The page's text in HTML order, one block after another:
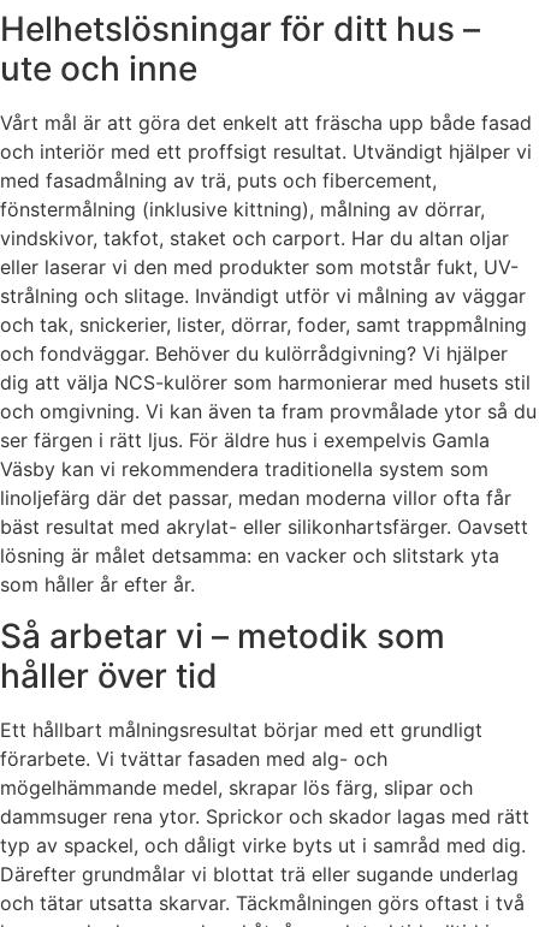
Helhetslösningar för ditt hus –
ute och inne
Vårt mål är att göra det enkelt att fräscha upp både fasad
och interiör med ett proffsigt resultat. Utvändigt hjälper vi
med fasadmålning av trä, puts och fibercement,
fönstermålning (inklusive kittning), målning av dörrar,
vindskivor, takfot, staket och carport. Har du altan oljar
eller laserar vi den med produkter som motstår fukt, UV-
strålning och slitage. Invändigt utför vi målning av väggar
och tak, snickerier, lister, dörrar, foder, samt trappmålning
och fondväggar. Behöver du kulörrådgivning? Vi hjälper
dig att välja NCS-kulörer som harmonierar med husets stil
och omgivning. Vi kan även ta fram provmålade ytor så du
ser färgen i rätt ljus. För äldre hus i exempelvis Gamla
Väsby kan vi rekommendera traditionella system som
linoljefärg där det passar, medan moderna villor ofta får
bäst resultat med akrylat- eller silikonhartsfärger. Oavsett
lösning är målet detsamma: en vacker och slitstark yta
som håller år efter år.
Så arbetar vi – metodik som
håller över tid
Ett hållbart målningsresultat börjar med ett grundligt
förarbete. Vi tvättar fasaden med alg- och
mögelhämmande medel, skrapar lös färg, slipar och
dammsuger rena ytor. Sprickor och skador lagas med rätt
typ av spackel, och dåligt virke byts ut i samråd med dig.
Därefter grundmålar vi blottat trä eller sugande underlag
och tätar utsatta skarvar. Täckmålningen görs oftast i två